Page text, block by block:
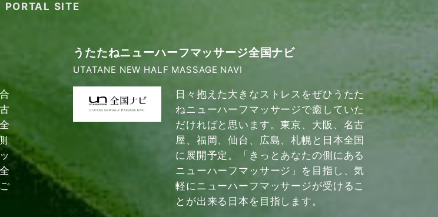
PORTAL SITE
うたたねニューハーフマッサージ全国ナビ
UTATANE NEW HALF MASSAGE NAVI
日々抱えた大きなストレスをぜひうたた
ねニューハーフマッサージで癒していた
だければと思います。東京、大阪、名古
屋、福岡、仙台、広島、札幌と日本全国
に展開予定。「きっとあなたの側にある
ニューハーフマッサージ」を目指し、気
軽にニューハーフマッサージが受けるこ
とが出来る日本を目指します。